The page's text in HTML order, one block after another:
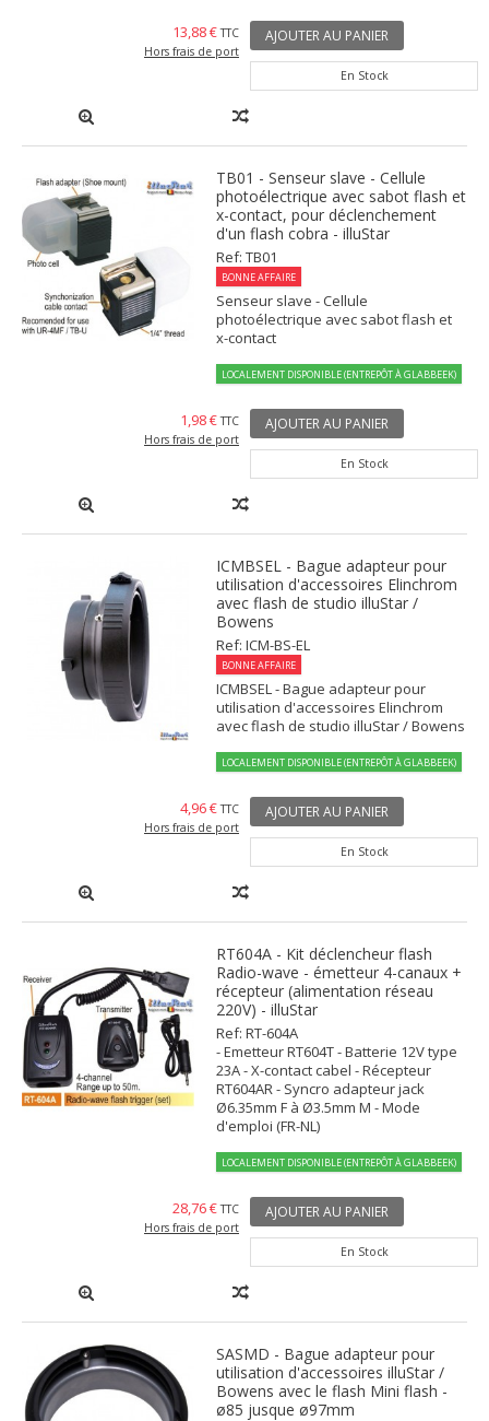
13,88 € TTC
Hors frais de port
AJOUTER AU PANIER
En Stock
TB01 - Senseur slave - Cellule
photoélectrique avec sabot flash et
x-contact, pour déclenchement
d'un flash cobra - illuStar
Ref: TB01
BONNE AFFAIRE
Senseur slave - Cellule
photoélectrique avec sabot flash et
x-contact
LOCALEMENT DISPONIBLE (ENTREPÔT À GLABBEEK)
1,98 € TTC
Hors frais de port
AJOUTER AU PANIER
En Stock
ICMBSEL - Bague adapteur pour
utilisation d'accessoires Elinchrom
avec flash de studio illuStar /
Bowens
Ref: ICM-BS-EL
BONNE AFFAIRE
ICMBSEL - Bague adapteur pour
utilisation d'accessoires Elinchrom
avec flash de studio illuStar / Bowens
LOCALEMENT DISPONIBLE (ENTREPÔT À GLABBEEK)
4,96 € TTC
Hors frais de port
AJOUTER AU PANIER
En Stock
RT604A - Kit déclencheur flash
Radio-wave - émetteur 4-canaux +
récepteur (alimentation réseau
220V) - illuStar
Ref: RT-604A
- Emetteur RT604T - Batterie 12V type
23A - X-contact cabel - Récepteur
RT604AR - Syncro adapteur jack
Ø6.35mm F à Ø3.5mm M - Mode
d'emploi (FR-NL)
LOCALEMENT DISPONIBLE (ENTREPÔT À GLABBEEK)
28,76 € TTC
Hors frais de port
AJOUTER AU PANIER
En Stock
SASMD - Bague adapteur pour
utilisation d'accessoires illuStar /
Bowens avec le flash Mini flash -
ø85 jusque ø97mm